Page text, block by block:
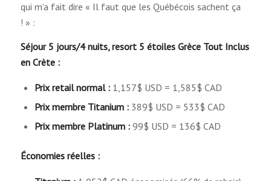
qui m’a fait dire « Il faut que les Québécois sachent ça
! » :
Séjour 5 jours/4 nuits, resort 5 étoiles Grèce Tout Inclus
en Crète :
Prix retail normal :1,157$ USD = 1,585$ CAD
Prix membre Titanium :389$ USD = 533$ CAD
Prix membre Platinum :99$ USD = 136$ CAD
Économies réelles :